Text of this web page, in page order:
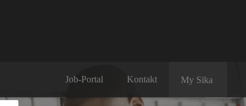
Job-Portal Kontakt My Sika